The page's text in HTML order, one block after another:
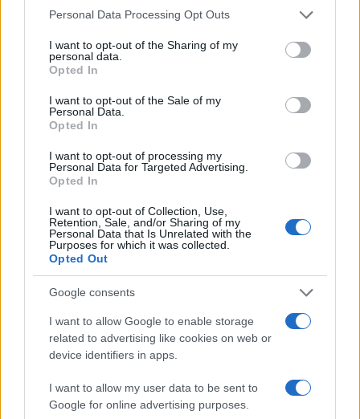
Please note that this website/app uses one or more Google
not limited to your visit or usage behaviour. You may click to
grant or deny consent to Google and its third-party tags to
use your data for below specified purposes in below Google
consent section.
Personal Data Processing Opt Outs
I want to opt-out of the Sharing of my
personal data.
Opted In
I want to opt-out of the Sale of my
Personal Data.
Opted In
I want to opt-out of processing my
Personal Data for Targeted Advertising.
Opted In
I want to opt-out of Collection, Use,
Retention, Sale, and/or Sharing of my
Personal Data that Is Unrelated with the
Purposes for which it was collected.
Opted Out
Google consents
I want to allow Google to enable storage
related to advertising like cookies on web or
device identifiers in apps.
I want to allow my user data to be sent to
Google for online advertising purposes.
Sei già abbonato?
sezioneLogindal menù del sito o
cliccando
TEMI: Porto Golfo Aranci
Inviaci le tue segnalazioni,
i tuoi video e le tue foto
345 356 7512
Entra nel canale telegram di
GalluraOggi.it